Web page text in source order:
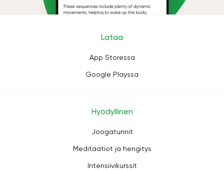
Lataa
App Storessa
Google Playssa
Hyödyllinen
Joogatunnit
Meditaatiot ja hengitys
Intensiivikurssit